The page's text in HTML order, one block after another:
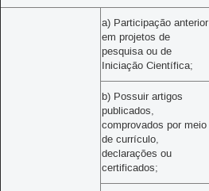
a) Participação anterior
em projetos de
pesquisa ou de
Iniciação Científica;
b) Possuir artigos
publicados,
comprovados por meio
de currículo,
declarações ou
certificados;